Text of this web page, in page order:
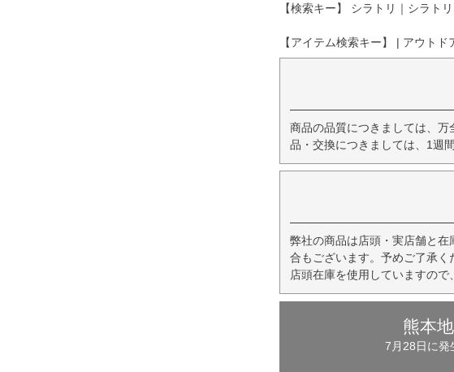
【検索キー】 シラトリ｜シラト
【アイテム検索キー】 | アウト
商品の品質につきましては、
品・交換につきましては、1週
弊社の商品は店頭・実店舗と
合もございます。予めご了承く
店頭在庫を使用していますの
熊本
7月28日に発